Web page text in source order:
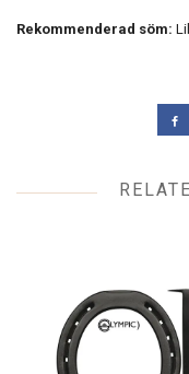
Rekommenderad söm: